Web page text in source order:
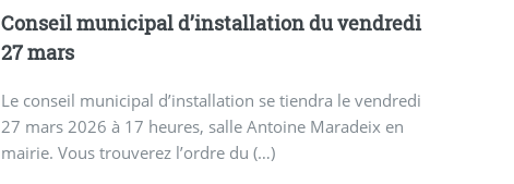
Conseil municipal d’installation du vendredi
27 mars
Le conseil municipal d’installation se tiendra le vendredi
27 mars 2026 à 17 heures, salle Antoine Maradeix en
mairie. Vous trouverez l’ordre du (…)